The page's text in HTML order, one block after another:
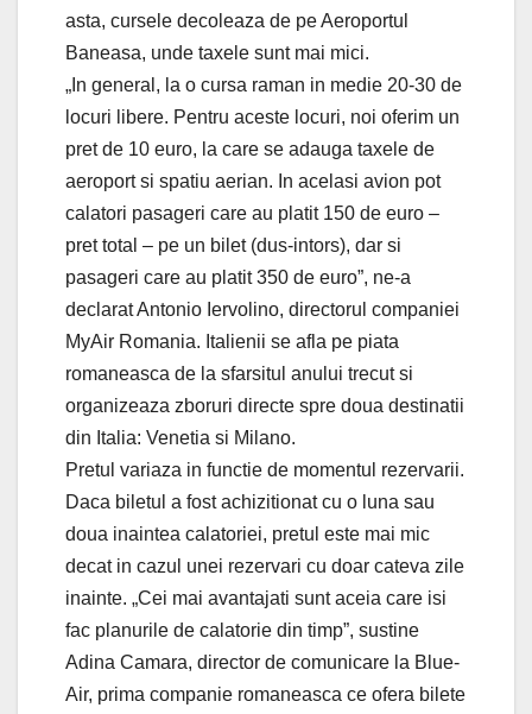
asta, cursele decoleaza de pe Aeroportul
Baneasa, unde taxele sunt mai mici.
„In general, la o cursa raman in medie 20-30 de
locuri libere. Pentru aceste locuri, noi oferim un
pret de 10 euro, la care se adauga taxele de
aeroport si spatiu aerian. In acelasi avion pot
calatori pasageri care au platit 150 de euro –
pret total – pe un bilet (dus-intors), dar si
pasageri care au platit 350 de euro”, ne-a
declarat Antonio Iervolino, directorul companiei
MyAir Romania. Italienii se afla pe piata
romaneasca de la sfarsitul anului trecut si
organizeaza zboruri directe spre doua destinatii
din Italia: Venetia si Milano.
Pretul variaza in functie de momentul rezervarii.
Daca biletul a fost achizitionat cu o luna sau
doua inaintea calatoriei, pretul este mai mic
decat in cazul unei rezervari cu doar cateva zile
inainte. „Cei mai avantajati sunt aceia care isi
fac planurile de calatorie din timp”, sustine
Adina Camara, director de comunicare la Blue-
Air, prima companie romaneasca ce ofera bilete